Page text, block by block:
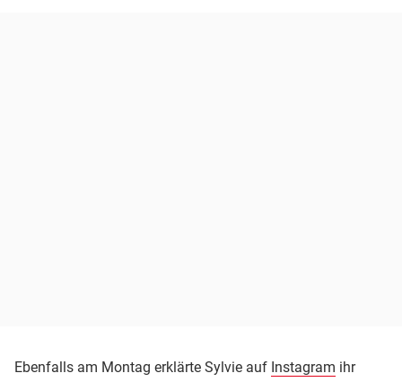
Ebenfalls am Montag erklärte Sylvie auf Instagram ihr